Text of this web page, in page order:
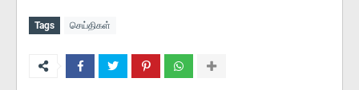
Tags செய்திகள்